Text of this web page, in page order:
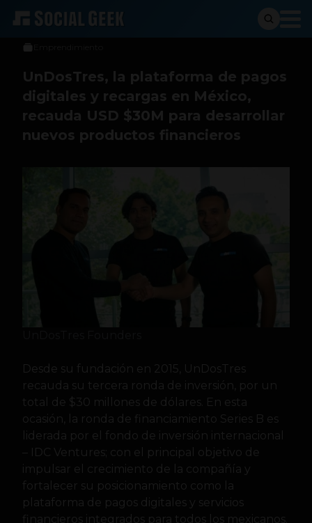
Daniela Peña
18 de julio de 2022
UnDosTres, la plataforma de pagos
digitales y recargas en México,
recauda USD $30M para desarrollar
nuevos productos financieros
Desde su fundación en 2015, UnDosTres
recauda su tercera ronda de inversión, por un
total de $30 millones de dólares. En esta
ocasión, la ronda de financiamiento Series B es
liderada por el fondo de inversión internacional
– IDC Ventures; con el principal objetivo de
impulsar el crecimiento de la compañía y
fortalecer su posicionamiento como la
plataforma de pagos digitales y servicios
financieros integrados para todos los mexicanos.